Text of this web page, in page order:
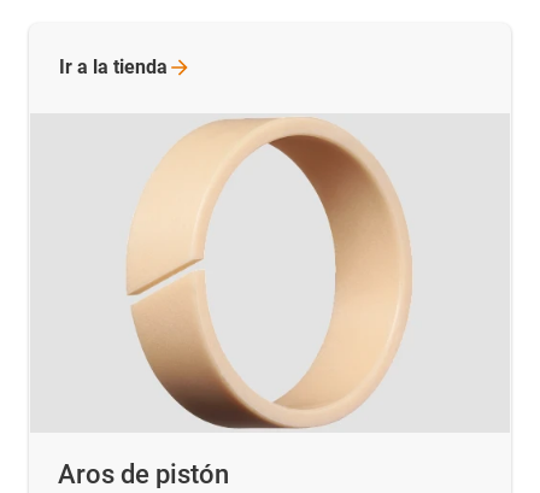
Aros de pistón
Ir a la tienda